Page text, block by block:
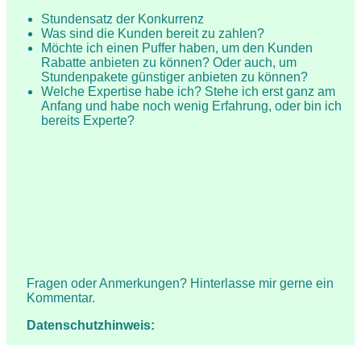
Stundensatz der Konkurrenz
Was sind die Kunden bereit zu zahlen?
Möchte ich einen Puffer haben, um den Kunden
Rabatte anbieten zu können? Oder auch, um
Stundenpakete günstiger anbieten zu können?
Welche Expertise habe ich? Stehe ich erst ganz am
Anfang und habe noch wenig Erfahrung, oder bin ich
bereits Experte?
Fragen oder Anmerkungen? Hinterlasse mir gerne ein
Kommentar.
Datenschutzhinweis: